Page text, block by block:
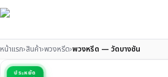
หน้าแรก›สินค้า›พวงหรีด›พวงหรีด — วัดบางชัน
ประหยัด